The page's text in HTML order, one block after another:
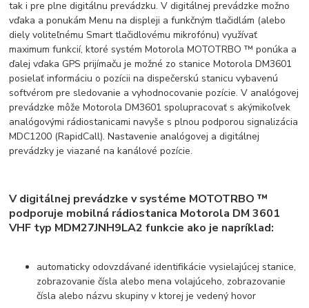
tak i pre plne digitálnu prevádzku. V digitálnej prevádzke možno
vďaka a ponukám Menu na displeji a funkčným tlačidlám (alebo
diely voliteľnému Smart tlačidlovému mikrofónu) využívať
maximum funkcií, ktoré systém Motorola MOTOTRBO ™ ponúka a
ďalej vďaka GPS prijímaču je možné zo stanice Motorola DM3601
posielať informáciu o pozícii na dispečerskú stanicu vybavenú
softvérom pre sledovanie a vyhodnocovanie pozície. V analógovej
prevádzke môže Motorola DM3601 spolupracovať s akýmikoľvek
analógovými rádiostanicami navyše s plnou podporou signalizácia
MDC1200 (RapidCall). Nastavenie analógovej a digitálnej
prevádzky je viazané na kanálové pozície.
V digitálnej prevádzke v systéme MOTOTRBO ™
podporuje mobilná rádiostanica Motorola DM 3601
VHF typ MDM27JNH9LA2 funkcie ako je napríklad:
automaticky odovzdávané identifikácie vysielajúcej stanice,
zobrazovanie čísla alebo mena volajúceho, zobrazovanie
čísla alebo názvu skupiny v ktorej je vedený hovor